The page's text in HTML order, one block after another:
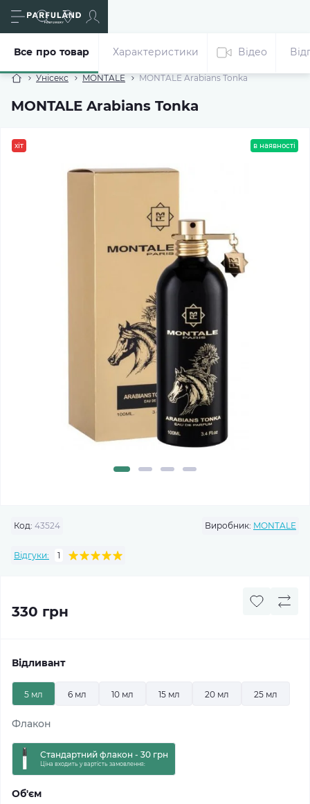
Унісекс MONTALE MONTALE Arabians Tonka
MONTALE Arabians Tonka
Все про товар Характеристики Відео
хіт в наявності
Код: 43524 Виробник: MONTALE
Відгуки: 1
330 грн
Відливант
5 мл 6 мл 10 мл 15 мл 20 мл 25 мл
Флакон
Стандартний флакон - 30 грн
Ціна входить у вартість замовлення:
Об'єм